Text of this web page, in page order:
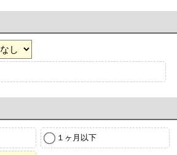
１ヶ月以下